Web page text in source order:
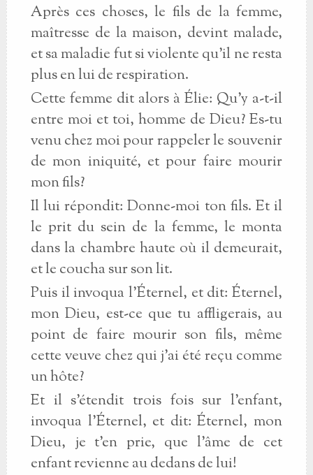
Après ces choses, le fils de la femme,
maîtresse de la maison, devint malade,
et sa maladie fut si violente qu'il ne resta
plus en lui de respiration.
Cette femme dit alors à Élie: Qu'y a-t-il
entre moi et toi, homme de Dieu? Es-tu
venu chez moi pour rappeler le souvenir
de mon iniquité, et pour faire mourir
mon fils?
Il lui répondit: Donne-moi ton fils. Et il
le prit du sein de la femme, le monta
dans la chambre haute où il demeurait,
et le coucha sur son lit.
Puis il invoqua l'Éternel, et dit: Éternel,
mon Dieu, est-ce que tu affligerais, au
point de faire mourir son fils, même
cette veuve chez qui j'ai été reçu comme
un hôte?
Et il s'étendit trois fois sur l'enfant,
invoqua l'Éternel, et dit: Éternel, mon
Dieu, je t'en prie, que l'âme de cet
enfant revienne au dedans de lui!